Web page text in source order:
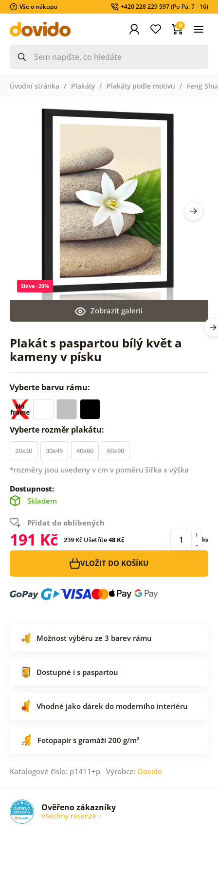
Vše o nákupu +420 228 229 597(Po-Pá: 7 - 16)
0
Úvodní stránka Plakáty Plakáty podle motivu Feng
Plakát s paspartou bílý květ a
kameny v písku
Zobrazit galerii
Sleva -20%
Vyberte barvu rámu:
Vyberte rozměr plakátu:
20x30 30x45 40x60 60x90
*rozměry jsou uvedeny v cm v poměru šířka x výška
Dostupnost:
Skladem
Přidat do oblíbených
191 Kč 239 Kč Ušetříte48 Kč -
+ ks
VLOŽIT DO KOŠÍKU
Možnost výběru ze 3 barev rámu
Dostupné i s paspartou
Vhodné jako dárek do moderního interiéru
Fotopapír s gramáží 200 g/m²
Katalogové číslo: p1411+p Výrobce: Dovido
Ověřeno zákazníky
Všechny recenze